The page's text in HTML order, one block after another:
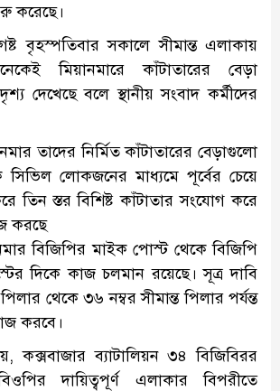
করেছে।
বৃহস্পতিবার সকালে সীমান্ত এলাকায়
মিয়ানমারে কাঁটাতারের বেড়া
দেখেছে বলে স্থানীয় সংবাদ কর্মীদের
তাদের নির্মিত কাঁটাতারের বেড়াগুলো
সিভিল লোকজনের মাধ্যমে পূর্বের চেয়ে
স্তর বিশিষ্ট কাঁটাতার সংযোগ করে
করছে
বিজিপির মাইক পোস্ট থেকে বিজিপি
দিকে কাজ চলমান রয়েছে। সূত্র দাবি
থেকে ৩৬ নম্বর সীমান্ত পিলার পর্যন্ত
করবে।
কক্সবাজার ব্যাটালিয়ন ৩৪ বিজিবিরর
দায়িত্বপূর্ণ এলাকার বিপরীতে